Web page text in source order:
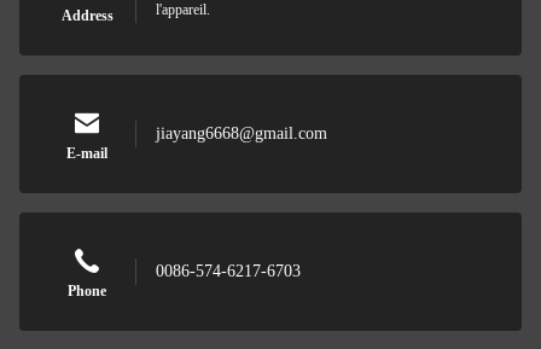
Address
l'appareil.
E-mail
jiayang6668@gmail.com
Phone
0086-574-6217-6703